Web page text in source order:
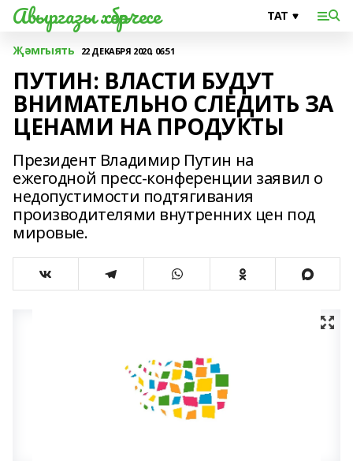
Авыргазы хәбәрчесе
Җәмгыять 22 ДЕКАБРЯ 2020, 06:51
ПУТИН: ВЛАСТИ БУДУТ
ВНИМАТЕЛЬНО СЛЕДИТЬ ЗА
ЦЕНАМИ НА ПРОДУКТЫ
Президент Владимир Путин на
ежегодной пресс-конференции заявил о
недопустимости подтягивания
производителями внутренних цен под
мировые.